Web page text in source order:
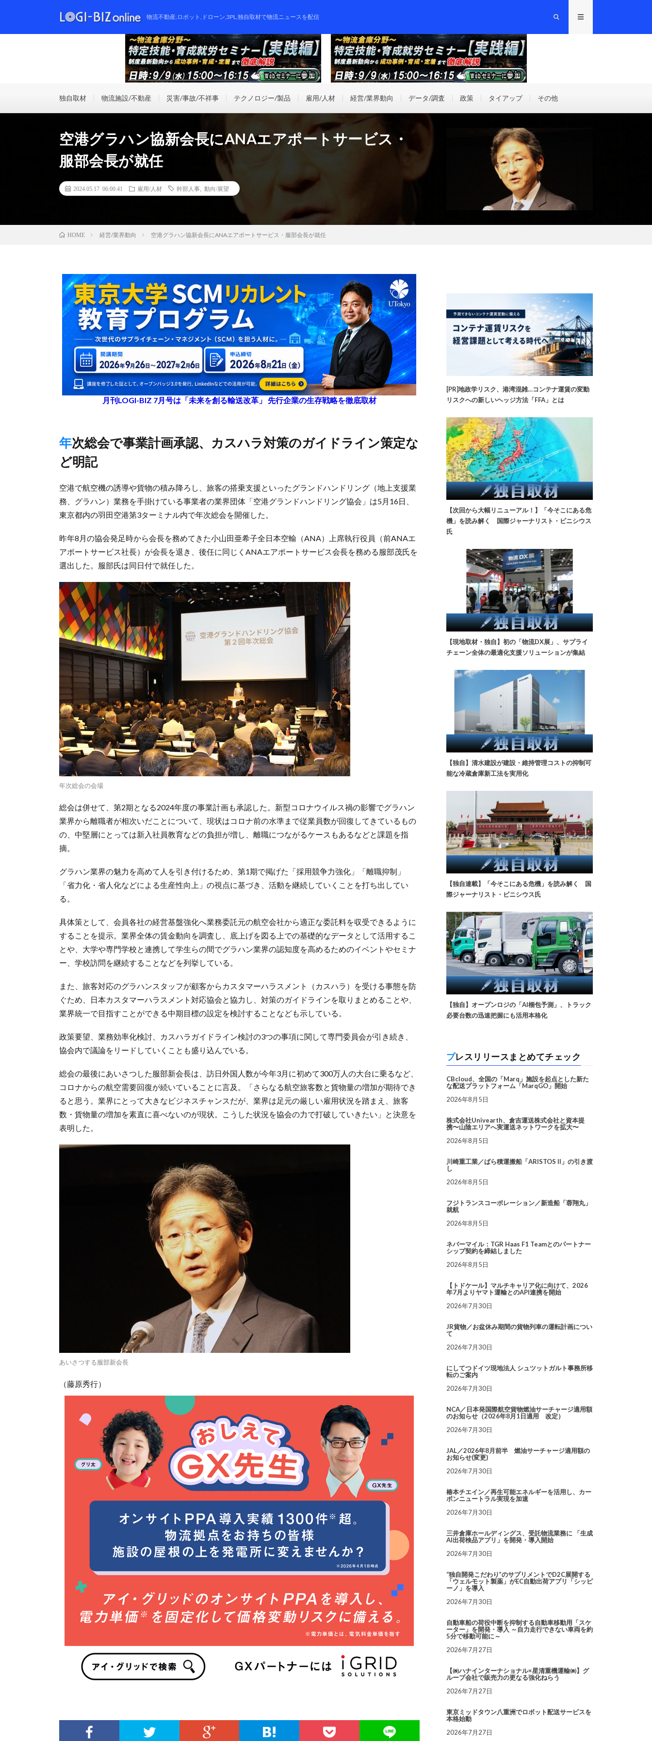
物流不動産,ロボット,ドローン,3PL,独自取材で物流ニュースを配信
独自取材 物流施設/不動産 災害/事故/不祥事 テクノロジー/製品 雇用/人材 経営/業界動向 データ/調査 政策 タイアップ その他
空港グラハン協新会長にANAエアポートサービス・
服部会長が就任
2024.05.17 06:00:41 雇用/人材 幹部人事 動向/展望
HOME 経営/業界動向 空港グラハン協新会長にANAエアポートサービス・服部会長が就任
月刊LOGI-BIZ 7月号は「未来を創る輸送改革」 先行企業の生存戦略を徹底取材
年次総会で事業計画承認、カスハラ対策のガイドライン策定な
ど明記
空港で航空機の誘導や貨物の積み降ろし、旅客の搭乗支援といったグランドハンドリング（地上支援業
務、グラハン）業務を手掛けている事業者の業界団体「空港グランドハンドリング協会」は5月16日、
東京都内の羽田空港第3ターミナル内で年次総会を開催した。
昨年8月の協会発足時から会長を務めてきた小山田亜希子全日本空輸（ANA）上席執行役員（前ANAエ
アポートサービス社長）が会長を退き、後任に同じくANAエアポートサービス会長を務める服部茂氏を
選出した。服部氏は同日付で就任した。
年次総会の会場
総会は併せて、第2期となる2024年度の事業計画も承認した。新型コロナウイルス禍の影響でグラハン
業界から離職者が相次いだことについて、現状はコロナ前の水準まで従業員数が回復してきているもの
の、中堅層にとっては新入社員教育などの負担が増し、離職につながるケースもあるなどと課題を指
摘。
グラハン業界の魅力を高めて人を引き付けるため、第1期で掲げた「採用競争力強化」「離職抑制」
「省力化・省人化などによる生産性向上」の視点に基づき、活動を継続していくことを打ち出してい
る。
具体策として、会員各社の経営基盤強化へ業務委託元の航空会社から適正な委託料を収受できるように
することを提示。業界全体の賃金動向を調査し、底上げを図る上での基礎的なデータとして活用するこ
とや、大学や専門学校と連携して学生らの間でグラハン業界の認知度を高めるためのイベントやセミナ
ー、学校訪問を継続することなどを列挙している。
また、旅客対応のグラハンスタッフが顧客からカスタマーハラスメント（カスハラ）を受ける事態を防
ぐため、日本カスタマーハラスメント対応協会と協力し、対策のガイドラインを取りまとめることや、
業界統一で目指すことができる中期目標の設定を検討することなども示している。
政策要望、業務効率化検討、カスハラガイドライン検討の3つの事項に関して専門委員会が引き続き、
協会内で議論をリードしていくことも盛り込んでいる。
総会の最後にあいさつした服部新会長は、訪日外国人数が今年3月に初めて300万人の大台に乗るなど、
コロナからの航空需要回復が続いていることに言及。「さらなる航空旅客数と貨物量の増加が期待でき
ると思う。業界にとって大きなビジネスチャンスだが、業界は足元の厳しい雇用状況を踏まえ、旅客
数・貨物量の増加を素直に喜べないのが現状。こうした状況を協会の力で打破していきたい」と決意を
表明した。
あいさつする服部新会長
（藤原秀行）
[PR]地政学リスク、港湾混雑…コンテナ運賃の変動
リスクへの新しいヘッジ方法「FFA」とは
【次回から大幅リニューアル！】「今そこにある危
機」を読み解く 国際ジャーナリスト・ビニシウス
氏
【現地取材・独自】初の「物流DX展」、サプライ
チェーン全体の最適化支援ソリューションが集結
【独自】清水建設が建設・維持管理コストの抑制可
能な冷蔵倉庫新工法を実用化
【独自連載】「今そこにある危機」を読み解く 国
際ジャーナリスト・ビニシウス氏
【独自】オープンロジの「AI梱包予測」、トラック
必要台数の迅速把握にも活用本格化
プレスリリースまとめてチェック
CBcloud、全国の「Marq」施設を起点とした新た
な配送プラットフォーム「MarqGO」開始
2026年8月5日
株式会社Univearth、倉吉運送株式会社と資本提
携〜山陰エリアへ実運送ネットワークを拡大〜
2026年8月5日
川崎重工業／ばら積運搬船「ARISTOS II」の引き渡
し
2026年8月5日
フジトランスコーポレーション／新造船「蓉翔丸」
就航
2026年8月5日
ネバーマイル：TGR Haas F1 Teamとのパートナー
シップ契約を締結しました
2026年8月5日
【トドケール】マルチキャリア化に向けて、2026
年7月よりヤマト運輸とのAPI連携を開始
2026年7月30日
JR貨物／お盆休み期間の貨物列車の運転計画につい
て
2026年7月30日
にしてつドイツ現地法人 シュツットガルト事務所移
転のご案内
2026年7月30日
NCA／日本発国際航空貨物燃油サーチャージ適用額
のお知らせ（2026年8月1日適用 改定）
2026年7月30日
JAL／2026年8月前半 燃油サーチャージ適用額の
お知らせ(変更)
2026年7月30日
椿本チエイン／再生可能エネルギーを活用し、カー
ボンニュートラル実現を加速
2026年7月30日
三井倉庫ホールディングス、受託物流業務に 「生成
AI出荷検品アプリ」を開発・導入開始
2026年7月30日
“独自開発こだわり”のサプリメントでD2C展開する
「ウェルモット製薬」がEC自動出荷アプリ「シッピ
ーノ」を導入
2026年7月30日
自動車船の荷役中断を抑制する自動車移動用「スケ
ーター」を開発・導入 ～自力走行できない車両を約
5分で移動可能に～
2026年7月27日
【㈱ハナインターナショナル×星清重機運輸㈱】グ
ループ会社で販売力の更なる強化ねらう
2026年7月27日
東京ミッドタウン八重洲でロボット配送サービスを
本格始動
2026年7月27日